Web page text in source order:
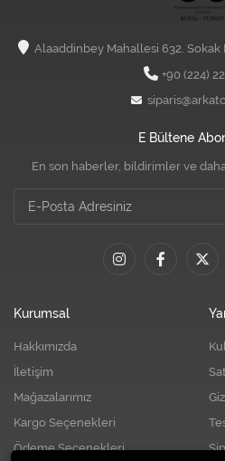
Alaaddinbey Mahallesi 632.
+90 (224)
E Bültene
En son haberler, bildirimler ve
Kurumsal
Hakkımızda
İletişim
Mağazalarımız
Kargo Seçenekleri
Ödeme Seçenekleri